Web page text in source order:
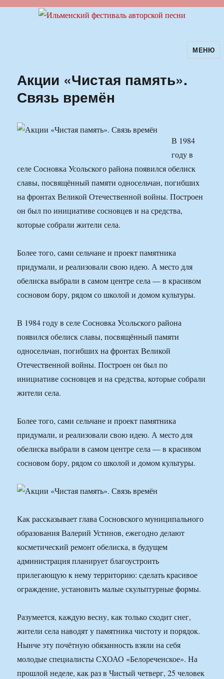
Ильменский фестиваль авторскойМЕНЮ
Акции «Чистая память».
Связь времён
В 1984
году в
селе Сосновка Усольского района появился обелиск
славы, посвящённый памяти односельчан, погибших
на фронтах Великой Отечественной войны. Построен
он был по инициативе сосновцев и на средства,
которые собрали жители села.
Более того, сами сельчане и проект памятника
придумали, и реализовали свою идею. А место для
обелиска выбрали в самом центре села — в красивом
сосновом бору, рядом со школой и домом культуры.
В 1984 году в селе Сосновка Усольского района
появился обелиск славы, посвящённый памяти
односельчан, погибших на фронтах Великой
Отечественной войны. Построен он был по
инициативе сосновцев и на средства, которые собрали
жители села.
Более того, сами сельчане и проект памятника
придумали, и реализовали свою идею. А место для
обелиска выбрали в самом центре села — в красивом
сосновом бору, рядом со школой и домом культуры.
Как рассказывает глава Сосновского муниципального
образования Валерий Устинов, ежегодно делают
косметический ремонт обелиска, в будущем
администрация планирует благоустроить
прилегающую к нему территорию: сделать красивое
ограждение, установить малые скульптурные формы.
Разумеется, каждую весну, как только сходит снег,
жители села наводят у памятника чистоту и порядок.
Нынче эту почётную обязанность взяли на себя
молодые специалисты СХОАО «Белореченское». На
прошлой неделе, как раз в Чистый четверг, 25 человек